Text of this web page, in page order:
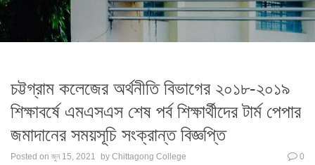
চট্টগ্রাম কলেজের অর্থনীতি বিভাগের ২০১৮-২০১৯
শিক্ষাবর্ষে এমএসএস শেষ পর্ব শিক্ষার্থীদের টার্ম পেপার
জমাদানের সময়সূচি সংক্রান্ত বিজ্ঞপ্তি
Posted on জুন 15, 2021 by Chittagong College 0